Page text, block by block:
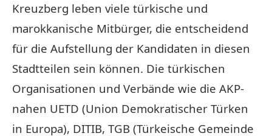
Kreuzberg leben viele türkische und
marokkanische Mitbürger, die entscheidend
für die Aufstellung der Kandidaten in diesen
Stadtteilen sein können. Die türkischen
Organisationen und Verbände wie die AKP-
nahen UETD (Union Demokratischer Türken
in Europa), DITIB, TGB (Türkeische Gemeinde